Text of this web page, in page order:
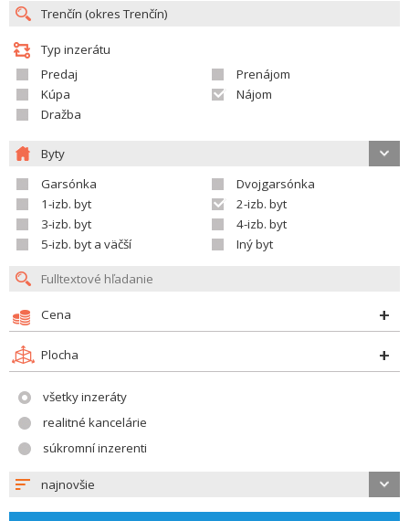
Typ inzerátu
Predaj
Prenájom
Kúpa
Nájom
Dražba
Byty
Garsónka
Dvojgarsónka
1-izb. byt
2-izb. byt
3-izb. byt
4-izb. byt
5-izb. byt a väčší
Iný byt
Cena
Plocha
všetky inzeráty
realitné kancelárie
súkromní inzerenti
najnovšie